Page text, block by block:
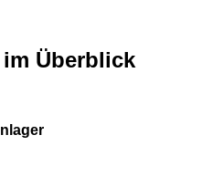
Überblick